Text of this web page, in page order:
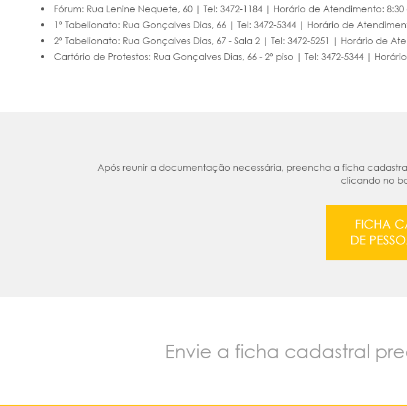
Fórum: Rua Lenine Nequete, 60 | Tel: 3472-1184 | Horário de Atendimento: 8:30
1º Tabelionato: Rua Gonçalves Dias, 66 | Tel: 3472-5344 | Horário de
2º Tabelionato: Rua Gonçalves Dias, 67 - Sala 2 | Tel: 3472-5251 | Horário de
Cartório de Protestos: Rua Gonçalves Dias, 66 - 2º piso | Tel: 3472-5344 |
Após reunir a documentação necessária, preencha a ficha
clicando no
Envie a ficha cadastral